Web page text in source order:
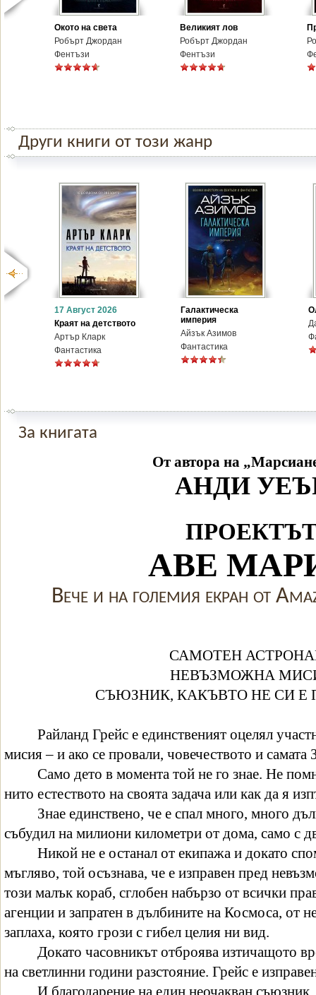
Окото на света
Робърт Джордан
Фентъзи
Великият лов
Робърт Джордан
Фентъзи
Други книги от този жанр
17 Август 2026
Краят на детството
Артър Кларк
Фантастика
Галактическа
империя
Айзък Азимов
Фантастика
За книгата
От автора на
АНДИ
АВЕ
Вече и на големия екран от
САМОТЕН
НЕВЪЗМОЖНА
СЪЮЗНИК, КАКЪВТО НЕ СИ Е
Райланд Грейс е единственият оцелял
мисия – и ако се провали, човечеството и самата
Само дето в момента той не го знае. Не
нито естеството на своята задача или как да я
Знае единствено, че е спал много, много
събудил на милиони километри от дома, само с
Никой не е останал от екипажа и докато
мъгляво, той осъзнава, че е изправен пред
този малък кораб, сглобен набързо от всички
агенции и запратен в дълбините на Космоса, от
заплаха, която грози с гибел целия ни вид.
Докато часовникът отброява изтичащото
на светлинни години разстояние. Грейс е
И благодарение на един неочакван